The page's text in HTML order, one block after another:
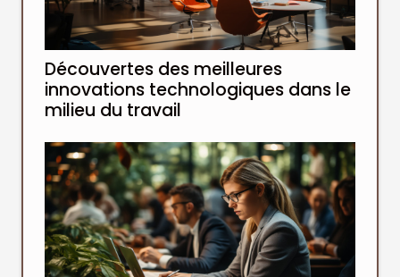
Découvertes des meilleures
innovations technologiques dans le
milieu du travail